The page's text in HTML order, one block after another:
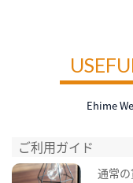
Ehime
ご利用ガイド
通常